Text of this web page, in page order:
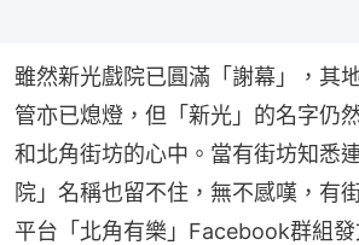
雖然新光戲院已圓滿「謝幕」，其
管亦已熄燈，但「新光」的名字仍
和北角街坊的心中。當有街坊知悉
院」名稱也留不住，無不感嘆，有
平台「北角有樂」Facebook群組